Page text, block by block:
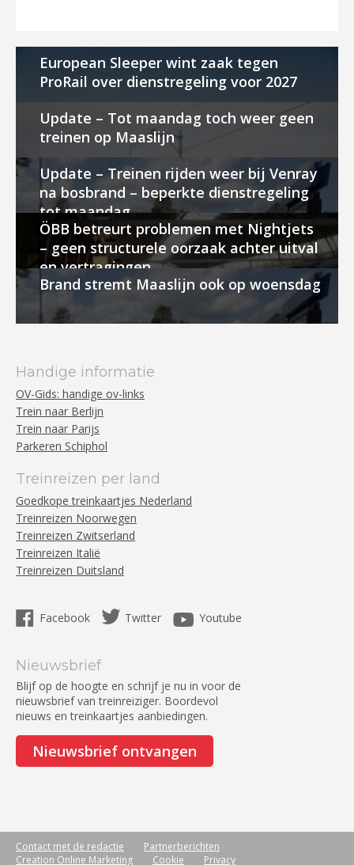
European Sleeper wint zaak tegen
ProRail over dienstregeling voor 2027
Update – Tot maandag toch weer geen
treinen op Maaslijn
Update – Treinen rijden weer bij Venray
na bosbrand – beperkte dienstregeling
tot maandag
ÖBB betreurt problemen met Nightjets
– geen structurele oorzaak achter uitval
en vertragingen
Brand stremt Maaslijn ook op woensdag
Handige informatie
OV-Gids: handige ov-links
Trein naar Berlijn
Trein naar Parijs
Parkeren Schiphol
Treinreizen per land
Goedkope treinkaartjes Nederland
Treinreizen Noorwegen
Treinreizen Zwitserland
Treinreizen Italië
Treinreizen Duitsland
Facebook Twitter Youtube
Nieuwsbrief
Blijf op de hoogte en schrijf je nu in voor de
nieuwsbrief van treinreiziger. Boordevol
nieuws en treinkaartjes aanbiedingen.
Nieuwsbrief ontvangen
Contact met de redactie
Partnerberichten
Creation Online Marketing
Cookie Privacy